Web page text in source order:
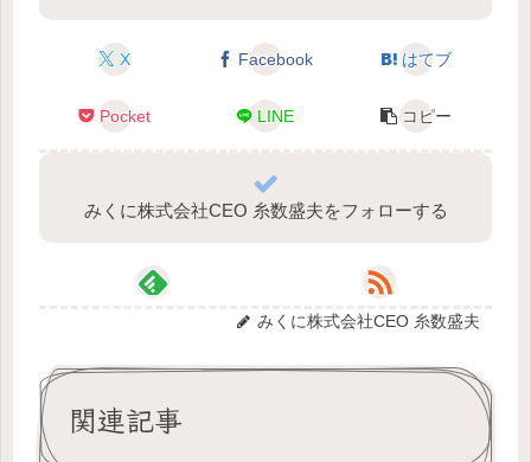
X Facebook はてブ
Pocket LINE コピー
みくに株式会社CEO 糸数盛夫をフォローする
みくに株式会社CEO 糸数盛夫
関連記事